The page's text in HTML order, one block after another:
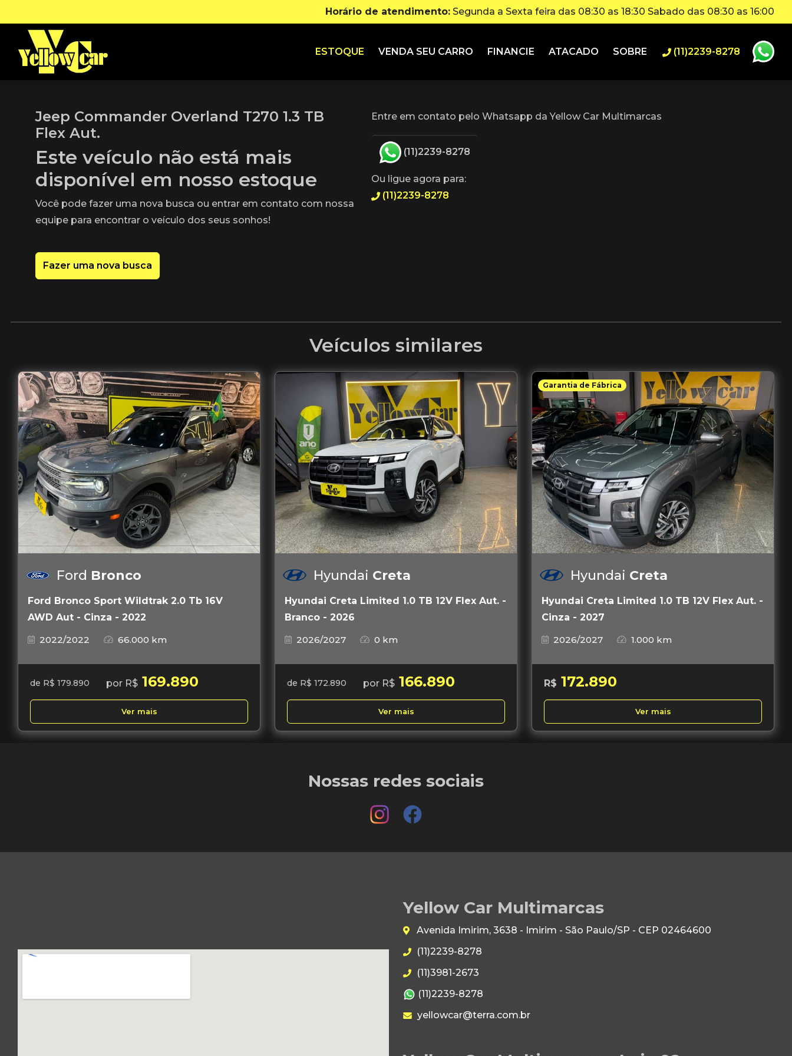
Horário de atendimento: Segunda a Sexta feira das 08:30 as 18:30 Sabado das 08:30 as 16:00
ESTOQUE VENDA SEU CARRO FINANCIE ATACADO SOBRE (11)2239-8278
Jeep Commander Overland T270 1.3 TB
Flex Aut.
Este veículo não está mais
disponível em nosso estoque
Você pode fazer uma nova busca ou entrar em contato com nossa
equipe para encontrar o veículo dos seus sonhos!
Fazer uma nova busca
Entre em contato pelo Whatsapp da Yellow Car Multimarcas
(11)2239-8278
Ou ligue agora para:
(11)2239-8278
Veículos similares
Ford Bronco
Ford Bronco Sport Wildtrak 2.0 Tb 16V
AWD Aut - Cinza - 2022
2022/2022
66.000 km
de R$ 179.890 por R$ 169.890
Ver mais
Hyundai Creta
Hyundai Creta Limited 1.0 TB 12V Flex Aut. -
Branco - 2026
2026/2027
0 km
de R$ 172.890 por R$ 166.890
Ver mais
Garantia de Fábrica
Hyundai Creta
Hyundai Creta Limited 1.0 TB 12V Flex Aut. -
Cinza - 2027
2026/2027
1.000 km
R$ 172.890
Ver mais
Nossas redes sociais
Yellow Car Multimarcas
Avenida Imirim, 3638 - Imirim - São Paulo/SP - CEP 02464600
(11)2239-8278
(11)3981-2673
(11)2239-8278
yellowcar@terra.com.br